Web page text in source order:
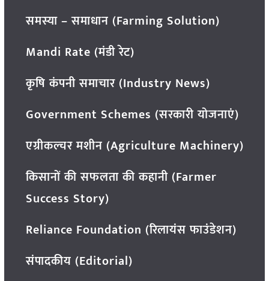
समस्या – समाधान (Farming Solution)
Mandi Rate (मंडी रेट)
कृषि कंपनी समाचार (Industry News)
Government Schemes (सरकारी योजनाएं)
एग्रीकल्चर मशीन (Agriculture Machinery)
किसानों की सफलता की कहानी (Farmer
Success Story)
Reliance Foundation (रिलायंस फाउंडेशन)
संपादकीय (Editorial)